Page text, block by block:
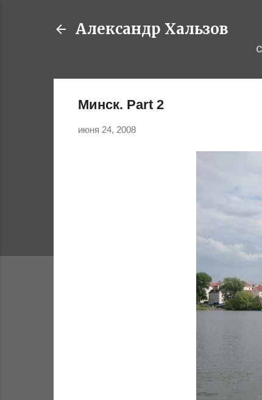
Александр Хальзов
Минск. Part 2
июня 24, 2008